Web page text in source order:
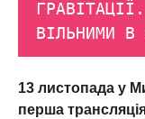
ВІЛЬНИМИ В
13 листопада у
перша